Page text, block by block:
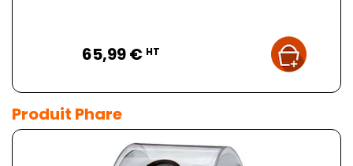
65,99 € HT
Produit Phare